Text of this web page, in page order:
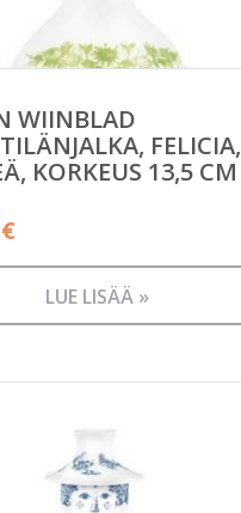
WIINBLAD
FELICIA,
KORKEUS 13,5 CM
€
LUE LISÄÄ »